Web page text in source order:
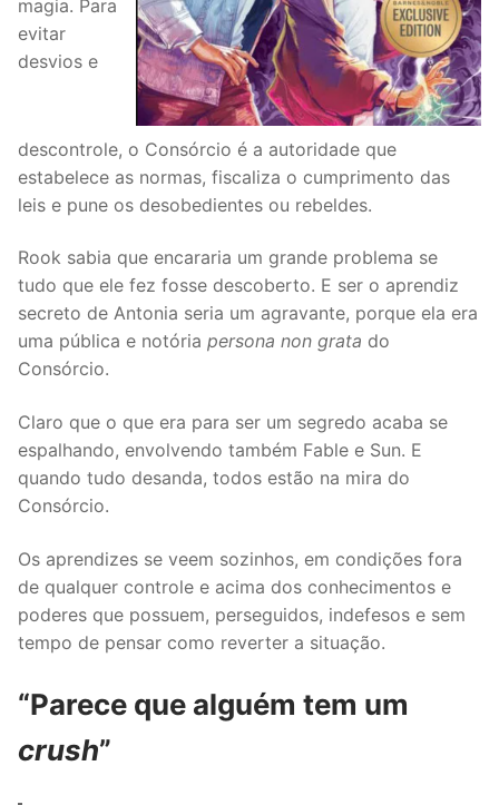
magia. Para
evitar
desvios e
descontrole, o Consórcio é a autoridade que
estabelece as normas, fiscaliza o cumprimento das
leis e pune os desobedientes ou rebeldes.
Rook sabia que encararia um grande problema se
tudo que ele fez fosse descoberto. E ser o aprendiz
secreto de Antonia seria um agravante, porque ela era
uma pública e notória persona non grata do
Consórcio.
Claro que o que era para ser um segredo acaba se
espalhando, envolvendo também Fable e Sun. E
quando tudo desanda, todos estão na mira do
Consórcio.
Os aprendizes se veem sozinhos, em condições fora
de qualquer controle e acima dos conhecimentos e
poderes que possuem, perseguidos, indefesos e sem
tempo de pensar como reverter a situação.
“Parece que alguém tem um
crush”